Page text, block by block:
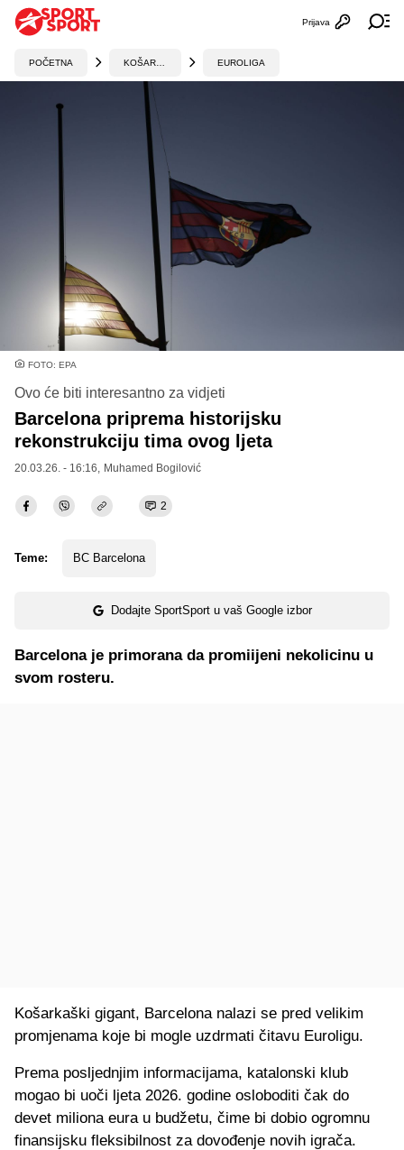
Otvori
Prijava
POČETNA EUROLIGA
FOTO: EPA
Ovo će biti interesantno za vidjeti
Barcelona priprema historijsku
rekonstrukciju tima ovog ljeta
20.03.26. - 16:16, Muhamed Bogilović
2
Teme: BC Barcelona
Dodajte SportSport u vaš Google izbor
Barcelona je primorana da promiijeni nekolicinu u
svom rosteru.
Košarkaški gigant, Barcelona nalazi se pred velikim
promjenama koje bi mogle uzdrmati čitavu Euroligu.
Prema posljednjim informacijama, katalonski klub
mogao bi uoči ljeta 2026. godine osloboditi čak do
devet miliona eura u budžetu, čime bi dobio ogromnu
finansijsku fleksibilnost za dovođenje novih igrača.